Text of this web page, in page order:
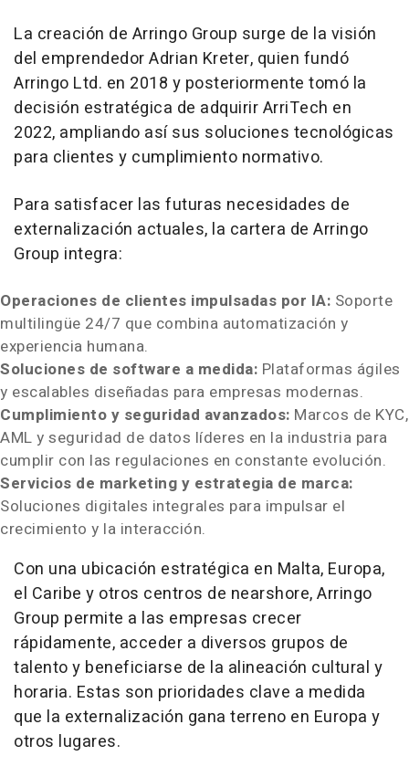
La creación de Arringo Group surge de la visión
del emprendedorAdrian Kreter, quien fundó
Arringo Ltd. en 2018 y posteriormente tomó la
decisión estratégica de adquirir ArriTech en
2022, ampliando así sus soluciones tecnológicas
para clientes y cumplimiento normativo.
Para satisfacer las futuras necesidades de
externalización actuales, la cartera de Arringo
Group integra:
Operaciones de clientes impulsadas por IA: Soporte
multilingüe 24/7 que combina automatización y
experiencia humana.
Soluciones de software a medida: Plataformas ágiles
y escalables diseñadas para empresas modernas.
Cumplimiento y seguridad avanzados: Marcos de KYC,
AML y seguridad de datos líderes en la industria para
cumplir con las regulaciones en constante evolución.
Servicios de marketing y estrategia de marca:
Soluciones digitales integrales para impulsar el
crecimiento y la interacción.
Con una ubicación estratégica en Malta, Europa,
el Caribe y otros centros de nearshore, Arringo
Group permite a las empresas crecer
rápidamente, acceder a diversos grupos de
talento y beneficiarse de la alineación cultural y
horaria. Estas son prioridades clave a medida
que la externalización gana terreno en Europa y
otros lugares.